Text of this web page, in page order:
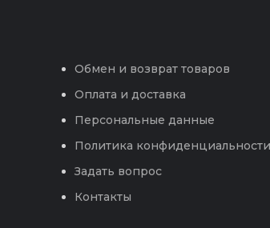
Обмен и возврат товаров
Оплата и доставка
Персональные данные
Политика конфиденциальности
Задать вопрос
Контакты